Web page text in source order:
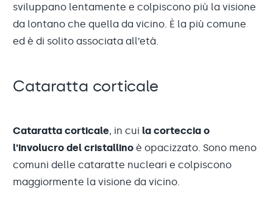
sviluppano lentamente e colpiscono più la visione
da lontano che quella da vicino. È la più comune
ed è di solito associata all’età.
Cataratta corticale
Cataratta corticale, in cui la corteccia o
l'involucro del cristallino è opacizzato. Sono meno
comuni delle cataratte nucleari e colpiscono
maggiormente la visione da vicino.